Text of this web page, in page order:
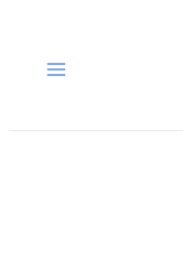
Main